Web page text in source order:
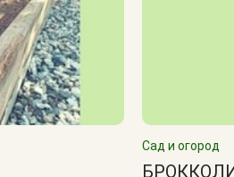
Сад и огород